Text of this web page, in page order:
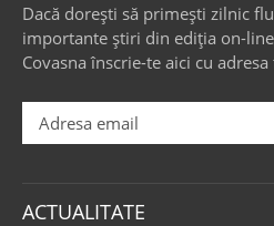
Dacă dorești să primești zilnic
importante știri din ediția on-
Covasna înscrie-te aici cu
ACTUALITATE